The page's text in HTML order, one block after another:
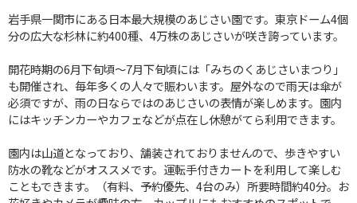
岩手県一関市にある日本最大規模のあじさい園です。東京ドーム4個
分の広大な杉林に約400種、4万株のあじさいが咲き誇っています。
開花時期の6月下旬頃～7月下旬頃には「みちのくあじさいまつり」
も開催され、毎年多くの人々で賑わいます。屋外なので雨天は傘が
必須ですが、雨の日ならではのあじさいの表情が楽しめます。園内
にはキッチンカーやカフェなどが点在し休憩がてら利用できます。
園内は山道となっており、舗装されておりませんので、歩きやすい
防水の靴などがオススメです。運転手付きカートを利用して楽しむ
こともできます。（有料、予約優先、4台のみ）所要時間約40分。お